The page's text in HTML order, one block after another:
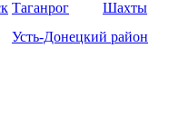
Таганрог
Шахты
Усть-Донецкий район